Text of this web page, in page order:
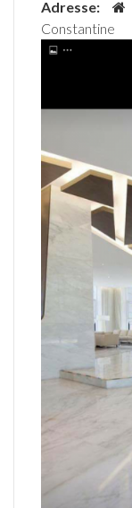
Adresse:
Constantine